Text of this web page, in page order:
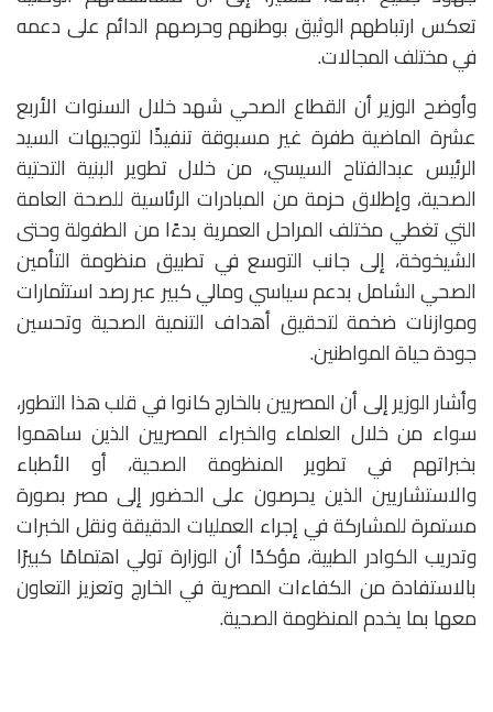
تعكس ارتباطهم الوثيق بوطنهم وحرصهم الدائم على دعمه
في مختلف المجالات.
وأوضح الوزير أن القطاع الصحي شهد خلال السنوات الأربع
عشرة الماضية طفرة غير مسبوقة تنفيذًا لتوجيهات السيد
الرئيس عبدالفتاح السيسي، من خلال تطوير البنية التحتية
الصحية، وإطلاق حزمة من المبادرات الرئاسية للصحة العامة
التي تغطي مختلف المراحل العمرية بدءًا من الطفولة وحتى
الشيخوخة، إلى جانب التوسع في تطبيق منظومة التأمين
الصحي الشامل بدعم سياسي ومالي كبير عبر رصد استثمارات
وموازنات ضخمة لتحقيق أهداف التنمية الصحية وتحسين
جودة حياة المواطنين.
وأشار الوزير إلى أن المصريين بالخارج كانوا في قلب هذا التطور،
سواء من خلال العلماء والخبراء المصريين الذين ساهموا
بخبراتهم في تطوير المنظومة الصحية، أو الأطباء
والاستشاريين الذين يحرصون على الحضور إلى مصر بصورة
مستمرة للمشاركة في إجراء العمليات الدقيقة ونقل الخبرات
وتدريب الكوادر الطبية، مؤكدًا أن الوزارة تولي اهتمامًا كبيرًا
بالاستفادة من الكفاءات المصرية في الخارج وتعزيز التعاون
معها بما يخدم المنظومة الصحية.